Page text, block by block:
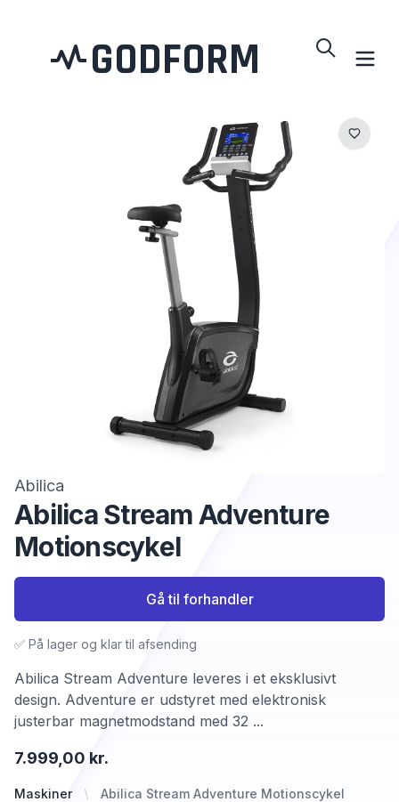
GODFORM
Abilica
Abilica Stream Adventure
Motionscykel
Maskiner Abilica Stream Adventure Motionscykel
7.999,00 kr.
Abilica Stream Adventure leveres i et eksklusivt
design. Adventure er udstyret med elektronisk
justerbar magnetmodstand med 32 ...
✅ På lager og klar til afsending
Gå til forhandler